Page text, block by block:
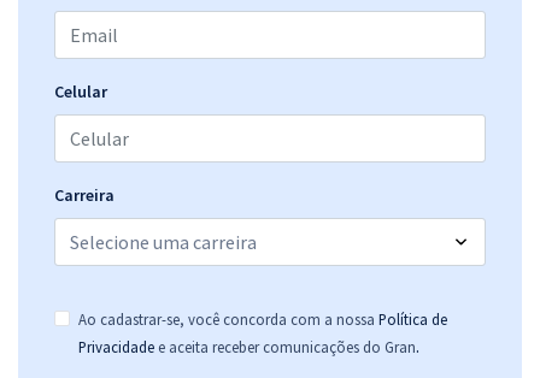
Celular
Carreira
Ao cadastrar-se, você concorda com a nossa Política de
Privacidade e aceita receber comunicações do Gran.